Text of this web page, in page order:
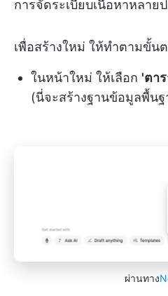
การจัดระเบียบเนื้อหาหลาย
เพื่อสร้างใหม่ ให้ทำตามขั้น
ในหน้าใหม่ ให้เลือก 'ตา
(นี่จะสร้างฐานข้อมูลพื้นฐ
ผ่านทาง